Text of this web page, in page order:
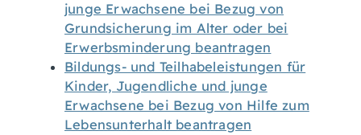
junge Erwachsene bei Bezug von
Grundsicherung im Alter oder bei
Erwerbsminderung beantragen
Bildungs- und Teilhabeleistungen für
Kinder, Jugendliche und junge
Erwachsene bei Bezug von Hilfe zum
Lebensunterhalt beantragen